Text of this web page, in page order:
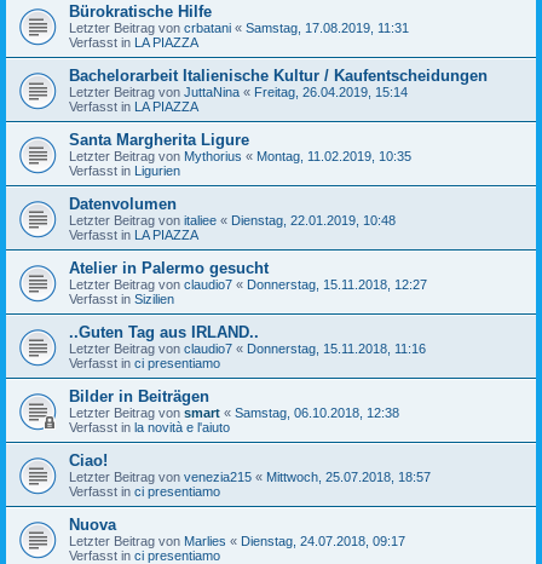
Bürokratische Hilfe
Letzter Beitrag von crbatani « Samstag, 17.08.2019, 11:31
Verfasst in LA PIAZZA
Bachelorarbeit Italienische Kultur / Kaufentscheidungen
Letzter Beitrag von JuttaNina « Freitag, 26.04.2019, 15:14
Verfasst in LA PIAZZA
Santa Margherita Ligure
Letzter Beitrag von Mythorius « Montag, 11.02.2019, 10:35
Verfasst in Ligurien
Datenvolumen
Letzter Beitrag von italiee « Dienstag, 22.01.2019, 10:48
Verfasst in LA PIAZZA
Atelier in Palermo gesucht
Letzter Beitrag von claudio7 « Donnerstag, 15.11.2018, 12:27
Verfasst in Sizilien
..Guten Tag aus IRLAND..
Letzter Beitrag von claudio7 « Donnerstag, 15.11.2018, 11:16
Verfasst in ci presentiamo
Bilder in Beiträgen
Letzter Beitrag von smart « Samstag, 06.10.2018, 12:38
Verfasst in la novità e l'aiuto
Ciao!
Letzter Beitrag von venezia215 « Mittwoch, 25.07.2018, 18:57
Verfasst in ci presentiamo
Nuova
Letzter Beitrag von Marlies « Dienstag, 24.07.2018, 09:17
Verfasst in ci presentiamo